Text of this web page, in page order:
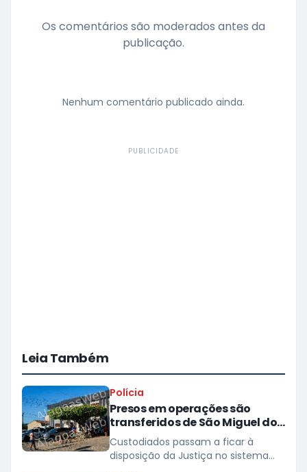
Os comentários são moderados antes da
publicação.
Nenhum comentário publicado ainda.
PUBLICIDADE
Leia Também
Polícia
Presos em operações são
transferidos de São Miguel dos
Campos para presídios
Custodiados passam a ficar à
disposição da Justiça no sistema